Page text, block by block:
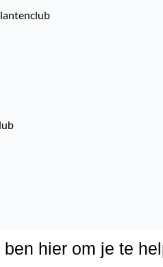
ben hier om je te